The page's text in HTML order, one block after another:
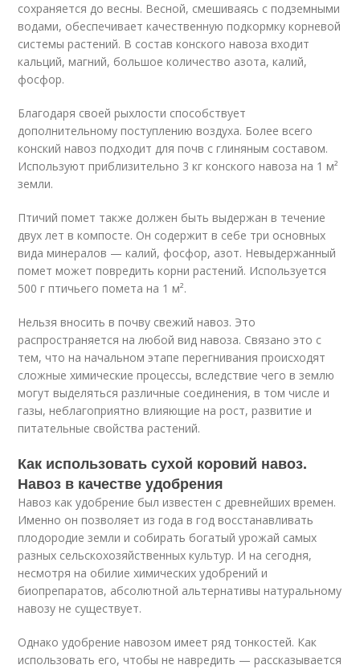
сохраняется до весны. Весной, смешиваясь с подземными
водами, обеспечивает качественную подкормку корневой
системы растений. В состав конского навоза входит
кальций, магний, большое количество азота, калий,
фосфор.
Благодаря своей рыхлости способствует
дополнительному поступлению воздуха. Более всего
конский навоз подходит для почв с глиняным составом.
Используют приблизительно 3 кг конского навоза на 1 м²
земли.
Птичий помет также должен быть выдержан в течение
двух лет в компосте. Он содержит в себе три основных
вида минералов — калий, фосфор, азот. Невыдержанный
помет может повредить корни растений. Используется
500 г птичьего помета на 1 м².
Нельзя вносить в почву свежий навоз. Это
распространяется на любой вид навоза. Связано это с
тем, что на начальном этапе перегнивания происходят
сложные химические процессы, вследствие чего в землю
могут выделяться различные соединения, в том числе и
газы, неблагоприятно влияющие на рост, развитие и
питательные свойства растений.
Как использовать сухой коровий навоз.
Навоз в качестве удобрения
Навоз как удобрение был известен с древнейших времен.
Именно он позволяет из года в год восстанавливать
плодородие земли и собирать богатый урожай самых
разных сельскохозяйственных культур. И на сегодня,
несмотря на обилие химических удобрений и
биопрепаратов, абсолютной альтернативы натуральному
навозу не существует.
Однако удобрение навозом имеет ряд тонкостей. Как
использовать его, чтобы не навредить — рассказывается